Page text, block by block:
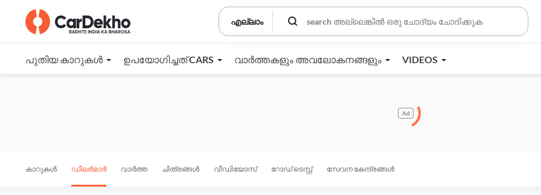
എല്ലാം
പുതിയ കാറുകൾ ഉപയോഗിച്ചത് CARS വാർത്തകളും അവലോകനങ്ങളും VIDEOS
Ad
കാറുകൾ ഡീലർമാർ വാർത്ത ചിത്രങ്ങൾ വീഡിയോസ് റോഡ് ടെസ്റ്റ് സേവന കേന്ദ്രങ്ങൾ